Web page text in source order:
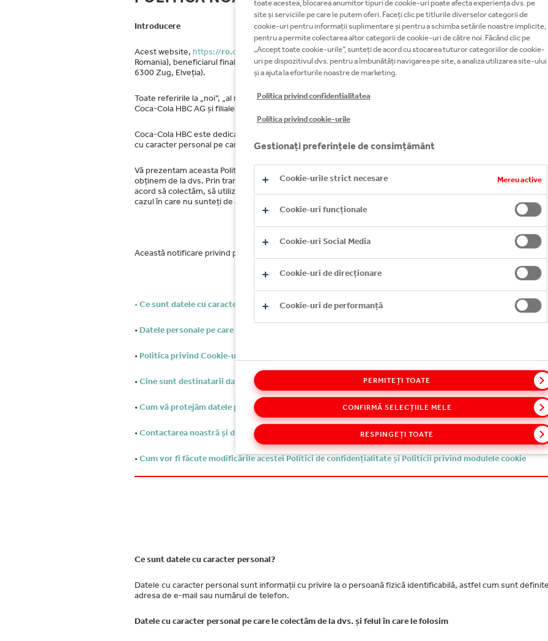
Angajamentele noastre
Introducere
Acest website, https://ro.coca-colahellenic.com/, este gestionat de un membru al grupului de societăți
Romania), beneficiarul final al acestuia fiind Coca-Cola HBC AG (înregistrată în Elveția sub nr. CHE –
6300 Zug, Elveția).
Toate referirile la „noi”, „al nostru”, „nouă” sau „societatea” din cadrul acestei politici și din notificarea de
Coca-Cola HBC AG și filialele acesteia, după caz.
Coca-Cola HBC este dedicată protejării confidențialității tuturor vizitatorilor site-ului
cu caracter personal pe care ni le puteți pune la dispoziție.
Vă prezentam aceasta Politica privind confidentialitatea pentru a vă ajuta să înțelegeți ce facem cu toate
obținem de la dvs. Prin transmiterea datelor dvs. cu caracter personal către noi, acceptați Politica noastră
acord să colectăm, să utilizăm și să divulgăm datele dvs. cu caracter personal astfel cum se descrie în
cazul în care nu sunteți de acord cu prezenta Politică, vă rugăm să nu ne transmiteți datele dvs. cu caracter
Această notificare privind politica de confidențialitate acoperă următoarele domenii:
•Ce sunt datele cu caracter personal
• Datele personale pe care le colectăm de la dumneavoastră și utilizarea datelor colectate
• Politica privind Cookie-urile
•Cine sunt destinatarii datelor dumneavoastră cu caracter personal
•Cum vă protejăm datele personale
•Contactarea noastră și drepturile dumneavoastră de a accesa și actualiza datele dumneavoastră
•Cum vor fi făcute modificările acestei Politici de confidențialitate și Politicii privind modulele cookie
Ce sunt datele cu caracter personal?
Datele cu caracter personal sunt informații cu privire la o persoană fizică identificabilă, astfel cum sunt
adresa de e-mail sau numărul de telefon.
Datele cu caracter personal pe care le colectăm de la dvs. și felul în care le folosim
toate acestea, blocarea anumitor tipuri de cookie-uri poate afecta experiența dvs. pe
site și serviciile pe care le putem oferi. Faceți clic pe titlurile diverselor categorii de
cookie-uri pentru informații suplimentare și pentru a schimba setările noastre implicite,
pentru a permite colectarea altor categorii de cookie-uri de către noi. Făcând clic pe
„Accept toate cookie-urile”, sunteți de acord cu stocarea tuturor categoriilor de cookie-
uri pe dispozitivul dvs. pentru a îmbunătăți navigarea pe site, a analiza utilizarea site-ului
și a ajuta la eforturile noastre de marketing.
Politica privind confidentialitatea
Politica privind cookie-urile
Gestionați preferințele de consimțământ
Cookie-urile strict necesare Mereu active
Cookie-uri funcționale
Cookie-uri Social Media
Cookie-uri de direcționare
Cookie-uri de performanță
RESPINGEȚI TOATE
CONFIRMĂ SELECȚIILE MELE
PERMITEȚI TOATE